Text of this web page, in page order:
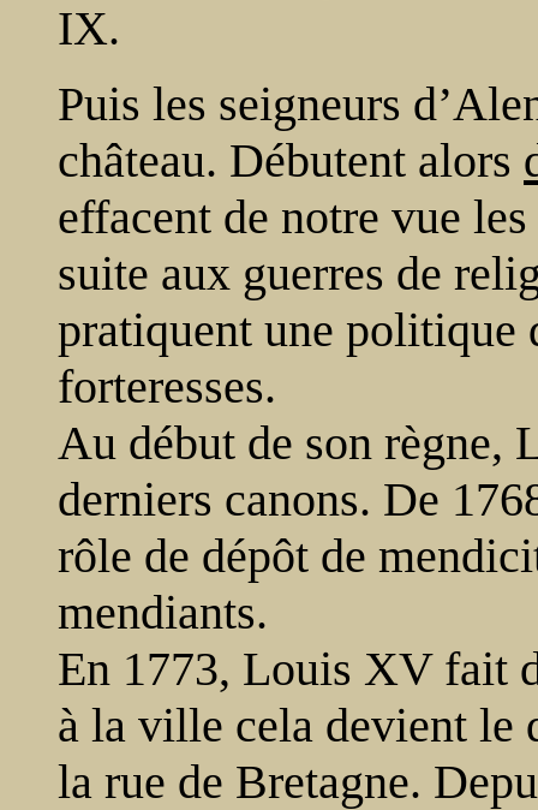
IX.
Puis les seigneurs
château. Débutent alors
effacent de notre vue
suite aux guerres de
pratiquent une politique
forteresses.
Au début de son
derniers canons. De
rôle de dépôt de
mendiants.
En 1773, Louis XV fait
à la ville cela devient le
la rue de Bretagne.